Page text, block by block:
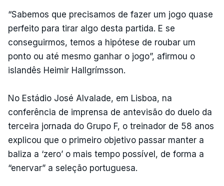
“Sabemos que precisamos de fazer um jogo quase
perfeito para tirar algo desta partida. E se
conseguirmos, temos a hipótese de roubar um
ponto ou até mesmo ganhar o jogo”, afirmou o
islandês Heimir Hallgrímsson.
No Estádio José Alvalade, em Lisboa, na
conferência de imprensa de antevisão do duelo da
terceira jornada do Grupo F, o treinador de 58 anos
explicou que o primeiro objetivo passar manter a
baliza a ‘zero’ o mais tempo possível, de forma a
“enervar” a seleção portuguesa.